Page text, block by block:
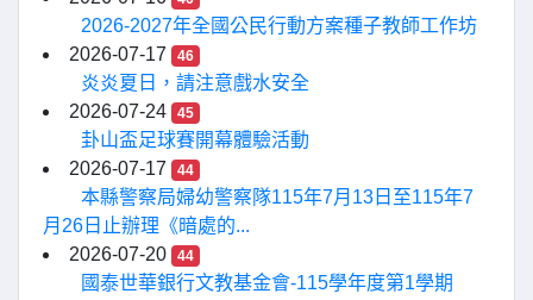
2026-2027年全國公民行動方案種子教師工作坊
2026-07-17
46
炎炎夏日，請注意戲水安全
2026-07-24
45
卦山盃足球賽開幕體驗活動
2026-07-17
44
本縣警察局婦幼警察隊115年7月13日至115年7
月26日止辦理《暗處的...
2026-07-20
44
國泰世華銀行文教基金會-115學年度第1學期